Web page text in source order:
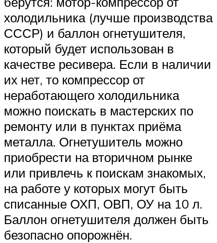
холодильника (лучше производства
СССР) и баллон огнетушителя,
который будет использован в
качестве ресивера. Если в наличии
их нет, то компрессор от
неработающего холодильника
можно поискать в мастерских по
ремонту или в пунктах приёма
металла. Огнетушитель можно
приобрести на вторичном рынке
или привлечь к поискам знакомых,
на работе у которых могут быть
списанные ОХП, ОВП, ОУ на 10 л.
Баллон огнетушителя должен быть
безопасно опорожнён.